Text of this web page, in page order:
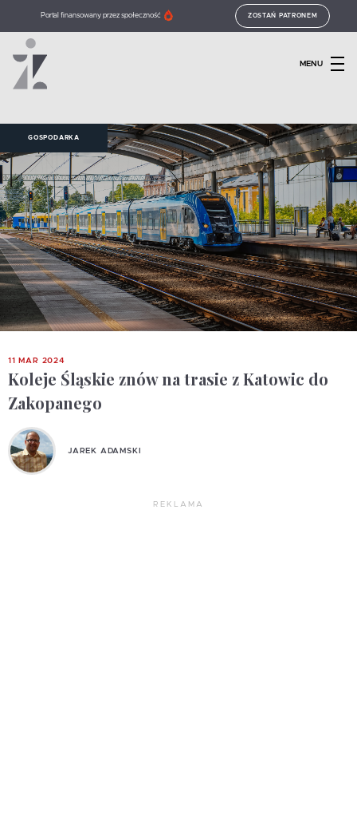
Portal finansowany przez społeczność ZOSTAŃ PATRONEM
MENU
GOSPODARKA
11 MAR 2024
Koleje Śląskie znów na trasie z Katowic do
Zakopanego
JAREK ADAMSKI
REKLAMA